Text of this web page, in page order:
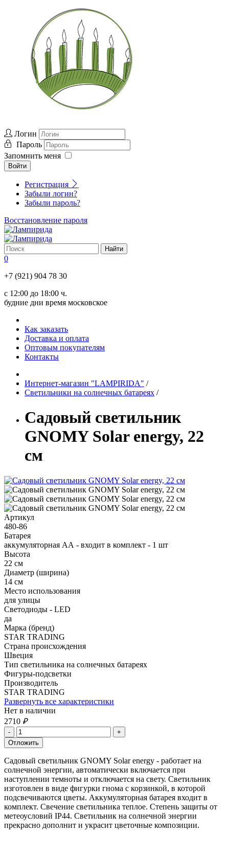
Логин
Пароль
Запомнить меня
Войти
Регистрация
Забыли логин?
Забыли пароль?
Восстановление пароля
0
+7 (921) 904 78 30
с 12:00 до 18:00 ч.
будние дни время московское
Как заказать
Доставка и оплата
Оптовым покупателям
Контакты
Интернет-магазин "LAMPIRIDA" /
Светильники на солнечных батареях /
Садовый светильник
GNOMY Solar energy, 22
см
Артикул
480-86
Батарея
аккумуляторная АА - входит в комплект - 1 шт
Высота
22 см
Диаметр (ширина)
14 см
Место использования
для улицы
Светодиоды - LED
да
Марка (бренд)
STAR TRADING
Страна происхождения
Швеция
Тип светильника на солнечных батареях
Фигуры-подсветки
Производитель
STAR TRADING
Развернуть все характеристики
Нет в наличии
2710 ₽
Садовый светильник GNOMY Solar energy - работает на
солнечной энергии, автоматически включается при
наступлении темноты и отключается на свету. Светильник
изготовлен в виде фигурки гнома с корзинкой, в которой
подсвечиваются цветы. Аккумуляторная батарея входит в
комплект. Свечение светильника теплое. Степень защиты от
метеоусловий IP44. Светильник на солнечной энергии
прекрасно дополнит и украсит цветочные композиции.